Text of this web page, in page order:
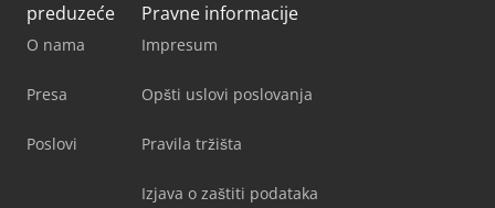
preduzeće
O nama
Presa
Poslovi
Pravne informacije
Impresum
Opšti uslovi poslovanja
Pravila tržišta
Izjava o zaštiti podataka